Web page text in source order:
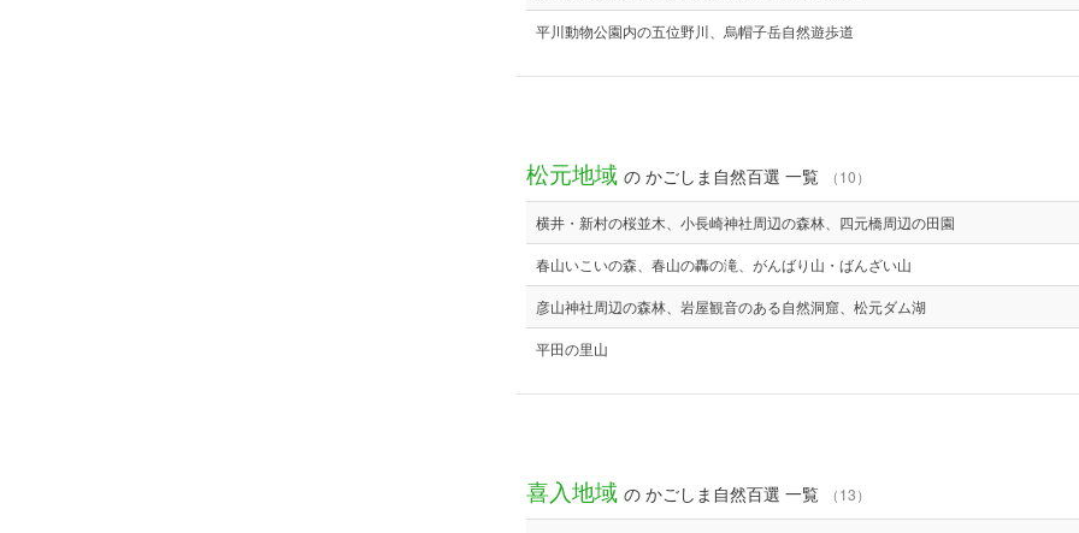
平川動物公園内の五位野川、烏帽子岳自然遊歩道
松元地域 の かごしま自然百選 一覧 （10）
横井・新村の桜並木、小長崎神社周辺の森林、四元橋周辺の田園
春山いこいの森、春山の轟の滝、がんばり山・ばんざい山
彦山神社周辺の森林、岩屋観音のある自然洞窟、松元ダム湖
平田の里山
喜入地域 の かごしま自然百選 一覧 （13）